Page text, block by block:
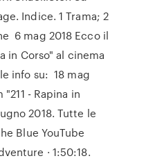
Indice. 1 Trama; 2
6 mag 2018 Ecco il
in Corso" al cinema
info su: 18 mag
- Rapina in
2018. Tutte le
Blue YouTube
· 1:50:18.